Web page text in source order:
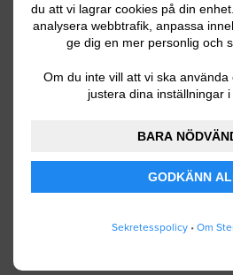
du att vi lagrar cookies på din
analysera webbtrafik, anpassa
ge dig en mer personlig och
Om du inte vill att vi ska
justera dina inställningar i
BARA
GODKÄNN
Sekretesspolicy • Om
Ditt telefonnummer
använder mina